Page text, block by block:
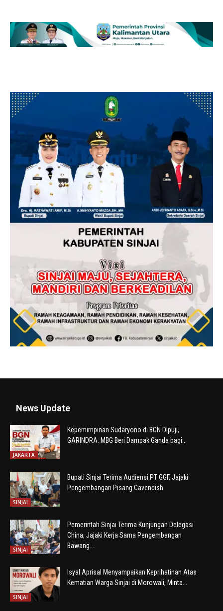
News Update
JAKARTA
Kepemimpinan Sudaryono di BGN Dipuji,
GARINDRA: MBG Beri Dampak Ganda bagi...
SINJAI
Bupati Sinjai Terima Audiensi PT GGF, Jajaki
Pengembangan Pisang Cavendish
SINJAI
Pemerintah Sinjai Terima Kunjungan Delegasi
China, Jajaki Kerja Sama Pengembangan
Bawang...
SINJAI
Isyal Aprisal Menyampaikan Keprihatinan Atas
Kematian Warga Sinjai di Morowali, Minta...